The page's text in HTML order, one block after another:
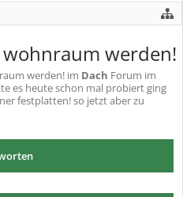
werden!
werden! im Dach Forum im
es heute schon mal probiert ging
festplatten! so jetzt aber zu